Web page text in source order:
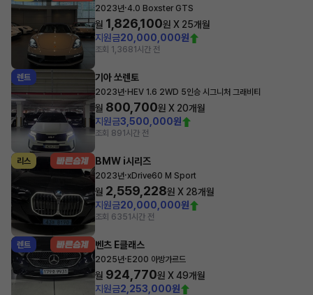
2023년·4.0 Boxster GTS
월 1,826,100원 X 25개월
지원금20,000,000원
조회 1,3681시간 전
렌트 기아 쏘렌토
2023년· HEV 1.6 2WD 5인승 시그니처 그래비티
월 800,700원 X 20개월
지원금3,500,000원
조회 891시간 전
리스 BMW i시리즈
2023년·xDrive60 M Sport
월 2,559,228원 X 28개월
지원금20,000,000원
조회 6351시간 전
렌트 벤츠 E클래스
2025년· E200 아방가르드
월 924,770원 X49개월
지원금2,253,000원